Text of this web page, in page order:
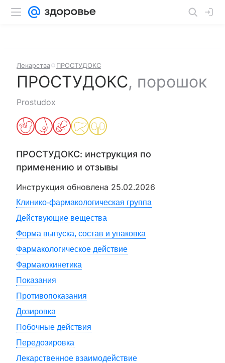
Лекарства ПРОСТУДОКС
ПРОСТУДОКС, порошок
Prostudox
ПРОСТУДОКС: инструкция по
применению и отзывы
Инструкция обновлена 25.02.2026
Клинико-фармакологическая группа
Действующие вещества
Форма выпуска, состав и упаковка
Фармакологическое действие
Фармакокинетика
Показания
Противопоказания
Дозировка
Побочные действия
Передозировка
Лекарственное взаимодействие